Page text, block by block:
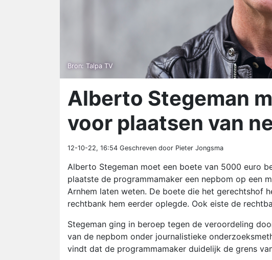
Bron: Talpa TV
Alberto Stegeman
voor plaatsen van
12-10-22, 16:54 Geschreven door Pieter Jongsma
Alberto Stegeman moet een boete van 5000 euro
plaatste de programmamaker een nepbom op een
Arnhem laten weten. De boete die het gerechtshof
rechtbank hem eerder oplegde. Ook eiste de
Stegeman ging in beroep tegen de veroordeling
van de nepbom onder journalistieke
vindt dat de programmamaker duidelijk de grens